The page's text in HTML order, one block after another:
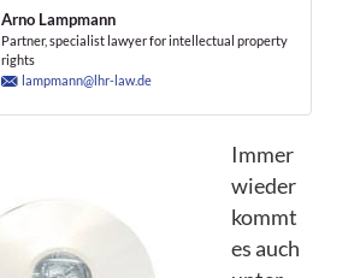
Arno Lampmann
Partner, specialist lawyer for intellectual property
rights
lampmann@lhr-law.de
Immer
wieder
kommt
es auch